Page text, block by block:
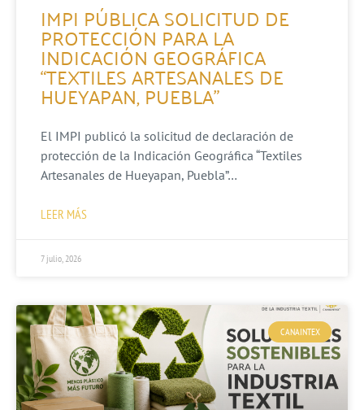
IMPI PÚBLICA SOLICITUD DE
PROTECCIÓN PARA LA
INDICACIÓN GEOGRÁFICA
“TEXTILES ARTESANALES DE
HUEYAPAN, PUEBLA”
El IMPI publicó la solicitud de declaración de
protección de la Indicación Geográfica “Textiles
Artesanales de Hueyapan, Puebla”…
LEER MÁS
7 julio, 2026
CANAINTEX